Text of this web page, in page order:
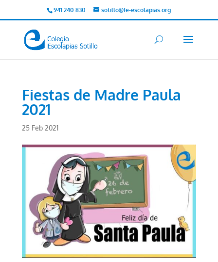
941 240 830 sotillo@fe-escolapias.org
Fiestas de Madre Paula
2021
25 Feb 2021